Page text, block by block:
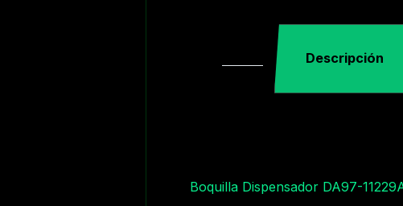
Descripción
Boquilla Dispensador DA97-